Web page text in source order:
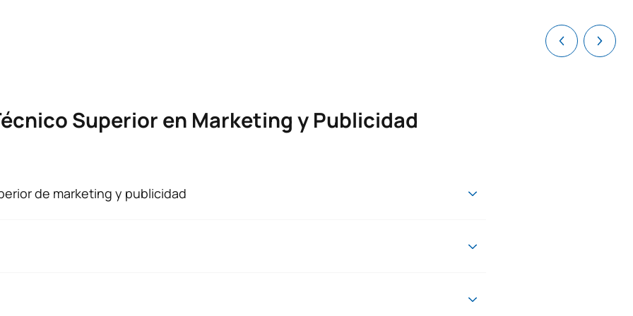
Superior en Marketing y Publicidad
de marketing y publicidad
a partir del curso 24-25 se introducen diferentes novedades significativas en el sistema de